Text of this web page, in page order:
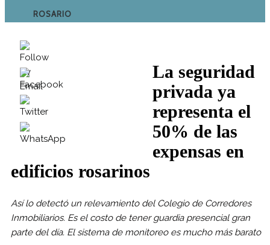
ROSARIO
La seguridad
privada ya
representa el
50% de las
expensas en
edificios rosarinos
Así lo detectó un relevamiento del Colegio de Corredores
Inmobiliarios. Es el costo de tener guardia presencial gran
parte del día. El sistema de monitoreo es mucho más barato